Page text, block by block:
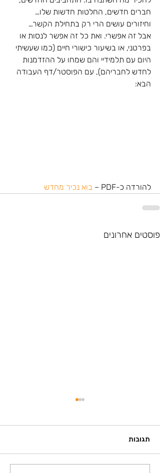
חברים חדשים, החלטות חדשות שלו…
וחיזורים עושים הרי רק בתחילת הקשר…
אבל זה אפשרי. ואת כל זה אפשר לנסות או
בפרטני, או בשיעור כישורי חיים (כמו שעשיתי
היום עם תלמידיי והם שמחו על ההזדמנות
לחדש לחבריהם), עם הפוסטר/דף העבודה
הבא:
להורדה כ-PDF – בוא נכיר מחדש
פוסטים אחרונים
תגובות